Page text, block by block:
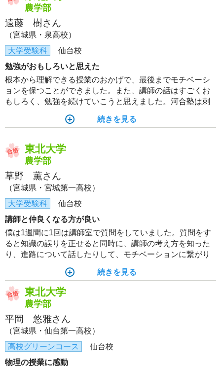
らないときは臆することなく質問しに行くことが大事だ。
農学部
遠藤 樹さん
（宮城県・泉高校）
大学受験科
仙台校
勉強がおもしろいと思えた
根本から理解できる授業のおかげで、最後までモチベーシ
ョンを保つことができました。また、講師の話はすごくお
もしろく、勉強を続けていこうと思えました。河合塾は刺
といいと思います。
続きを見る
東北大学
農学部
草野 薫さん
（宮城県・宮城第一高校）
大学受験科
仙台校
講師と仲良くなる方が良い
僕は1週間に1回は講師室で質問をしていました。質問をす
ると知識の誤りを正せると同時に、講師の考え方を知った
り、進路について話したりして、モチベーションに繋がり
間違いについて教えてくれるので、記述での留意点を意識
した答案作りに役立ちました。僕は東北大入試オープンを
制作している講師が揃っている仙台校の環境を目一杯活用
できたと思います。
続きを見る
東北大学
農学部
平岡 悠雅さん
（宮城県・仙台第一高校）
高校グリーンコース
仙台校
物理の授業に感動